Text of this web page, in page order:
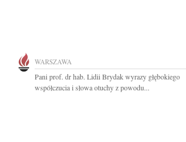
WARSZAWA
Pani prof. dr hab. Lidii Brydak wyrazy głębokiego
współczucia i słowa otuchy z powodu...